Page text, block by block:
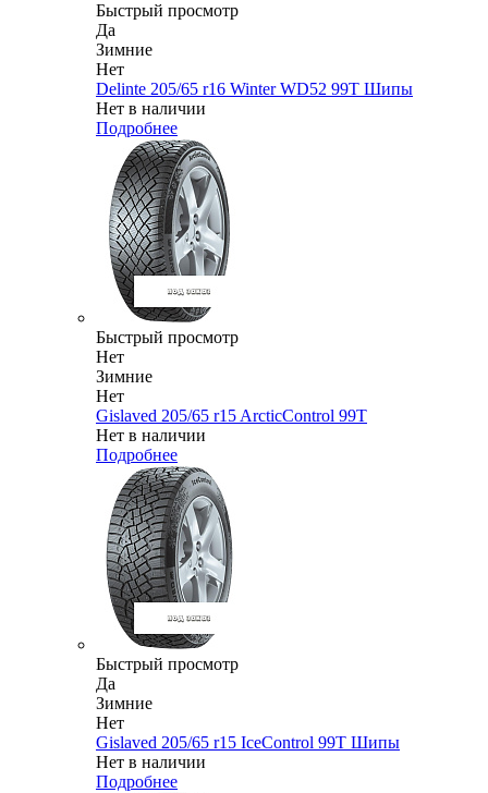
Быстрый просмотр
Да
Зимние
Нет
Delinte 205/65 r16 Winter WD52 99T Шипы
Нет в наличии
Подробнее
Быстрый просмотр
Нет
Зимние
Нет
Gislaved 205/65 r15 ArcticControl 99T
Нет в наличии
Подробнее
Быстрый просмотр
Да
Зимние
Нет
Gislaved 205/65 r15 IceControl 99T Шипы
Нет в наличии
Подробнее